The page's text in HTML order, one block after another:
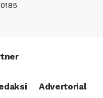
Advertorial